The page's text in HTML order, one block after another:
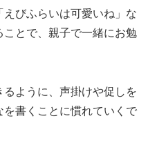
えびふらいは可愛いね」な
とで、親子で一緒にお勉
ように、声掛けや促しを
書くことに慣れていくで